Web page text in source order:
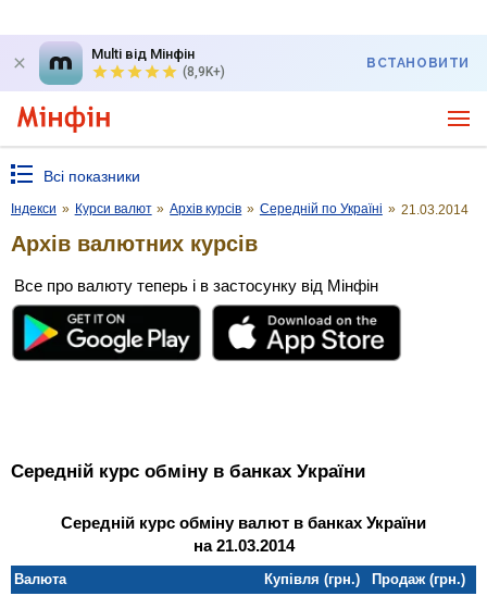
Multi від Мінфін
(8,9K+)
ВСТАНОВИТИ
Всі показники
Індекси » Курси валют » Архів курсів » Середній по Україні » 21.03.2014
Архів валютних курсів
Все про валюту теперь і в застосунку від Мінфін
Середній курс обміну в банках України
Середній курс обміну валют в банках України
на 21.03.2014
Валюта Купівля (грн.)
Продаж (грн.)